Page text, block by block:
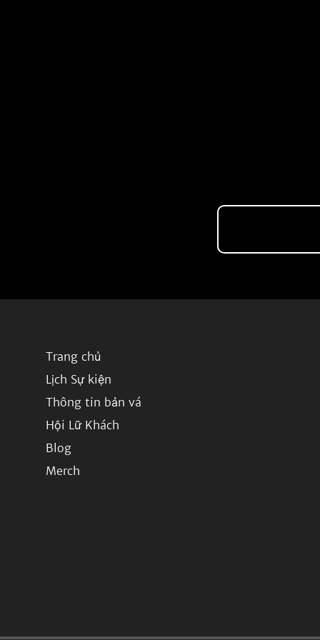
Trang chủ
Lịch Sự kiện
Thông tin bản vá
Hội Lữ Khách
Blog
Merch